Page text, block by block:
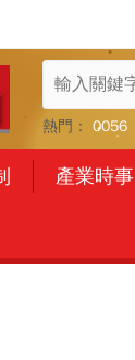
熱門： 0056
產業時事